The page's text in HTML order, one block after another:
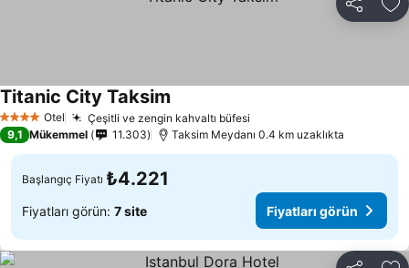
Paylaş
4 Yıldız Otel Çeşitli ve zengin kahvaltı büfesi
Titanic City Taksim
9,1 Mükemmel 11.303 Taksim Meydanı 0.4 km uzaklıkta
Başlangıç Fiyatı ₺4.221
Fiyatları görün: 7 site Fiyatları görün